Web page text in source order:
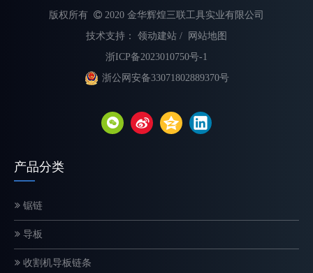
选择合适的链锯链对于最大限度地提高切割速度、提高安全性和延
版权所有  2020 金华辉煌三联工具实业有限公司
技术支持： 领动建站 /
网站地图
浙ICP备2023010750号-1
浙公网安备33071802889370号
产品分类
锯链
导板
收割机导板链条